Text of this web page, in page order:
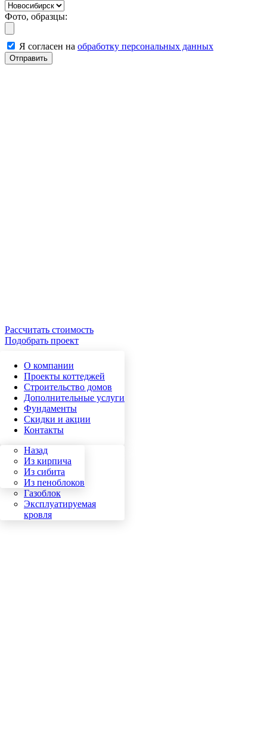
О компании
Проекты коттеджей
Назад
Кирпич
Сибит
Пеноблок
Газоблок
Эксплуатируемая
кровля
Строительство домов
Назад
Из кирпича
Из сибита
Из пеноблоков
Дополнительные услуги
Фундаменты
Скидки и акции
Контакты
Фото, образцы:
Я согласен на обработку персональных данных
Отправить
Рассчитать стоимость
Подобрать проект